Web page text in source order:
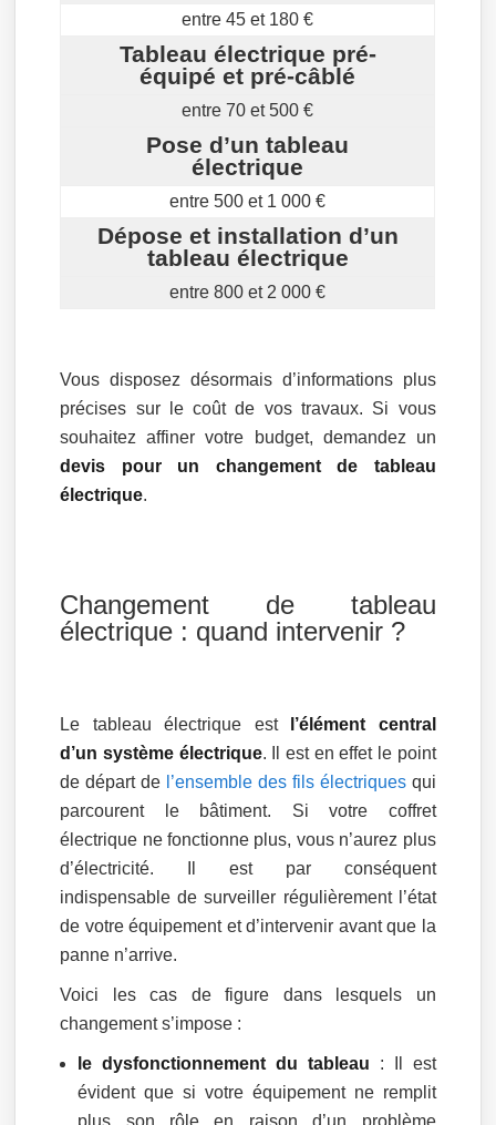
entre 45 et 180 €
Tableau électrique pré-
équipé et pré-câblé
entre 70 et 500 €
Pose d’un tableau
électrique
entre 500 et 1 000 €
Dépose et installation d’un
tableau électrique
entre 800 et 2 000 €
Vous disposez désormais d’informations plus
précises sur le coût de vos travaux. Si vous
souhaitez affiner votre budget, demandez un
devis pour un changement de tableau
électrique.
Changement de tableau
électrique : quand intervenir ?
Le tableau électrique est
l’élément central
d’un système électrique. Il est en effet le point
de départ de l’ensemble des fils électriquesqui
parcourent le bâtiment. Si votre coffret
électrique ne fonctionne plus, vous n’aurez plus
d’électricité. Il est par conséquent
indispensable de surveiller régulièrement l’état
de votre équipement et d’intervenir avant que la
panne n’arrive.
Voici les cas de figure dans lesquels un
changement s’impose :
le dysfonctionnement du tableau : Il est
évident que si votre équipement ne remplit
plus son rôle en raison d’un problème